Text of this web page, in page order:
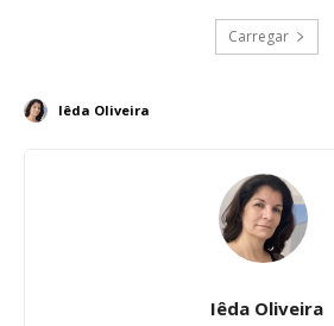
Carregar
Iêda Oliveira
Iêda Oliveira